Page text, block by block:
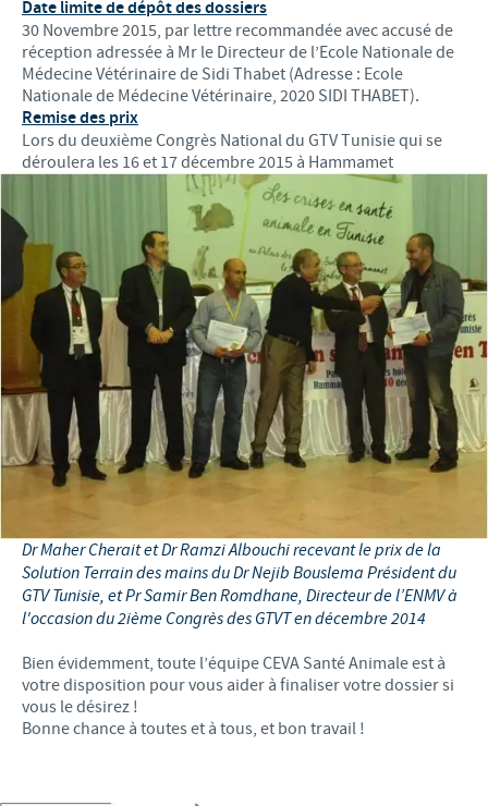
Date limite de dépôt des dossiers
30 Novembre 2015, par lettre recommandée avec accusé de
réception adressée à Mr le Directeur de l’Ecole Nationale de
Médecine Vétérinaire de Sidi Thabet (Adresse : Ecole
Nationale de Médecine Vétérinaire, 2020 SIDI THABET).
Remise des prix
Lors du deuxième Congrès National du GTV Tunisie qui se
déroulera les 16 et 17 décembre 2015 à Hammamet
Dr Maher Cherait et Dr Ramzi Albouchi recevant le prix de la
Solution Terrain des mains du Dr Nejib Bouslema Président du
GTV Tunisie, et Pr Samir Ben Romdhane, Directeur de l’ENMV à
l'occasion du 2ième Congrès des GTVT en décembre 2014
Bien évidemment, toute l’équipe CEVA Santé Animale est à
votre disposition pour vous aider à finaliser votre dossier si
vous le désirez !
Bonne chance à toutes et à tous, et bon travail !